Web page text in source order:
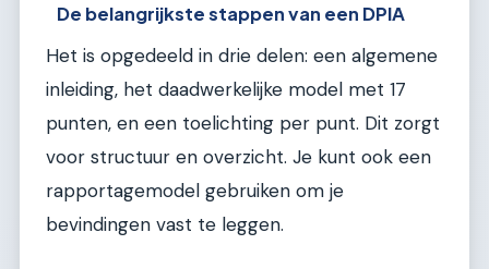
De belangrijkste stappen van een DPIA
Het is opgedeeld in drie delen: een algemene
inleiding, het daadwerkelijke model met 17
punten, en een toelichting per punt. Dit zorgt
voor structuur en overzicht. Je kunt ook een
rapportagemodel gebruiken om je
bevindingen vast te leggen.